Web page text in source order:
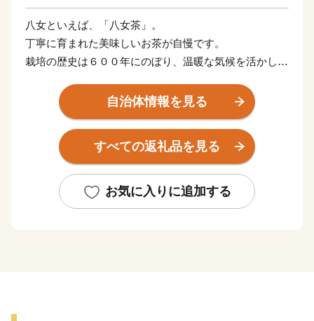
八女といえば、「八女茶」。
丁寧に育まれた美味しいお茶が自慢です。
栽培の歴史は６００年にのぼり、温暖な気候を活かし、
栽培法で「量よりも質」を大切にしています。
豊かな香りと特有の甘味を持つ味わいが特徴で、なかで
も、高品質を誇る「八女伝統本玉露」は農林水産省によ
るＧＩ（地理的表示）に登録されました。
しまれています。
市内の小中学校でも、「八女茶学」の学習のほか、急須
自治体情報を見る
すべての返礼品を見る
お気に入りに追加する